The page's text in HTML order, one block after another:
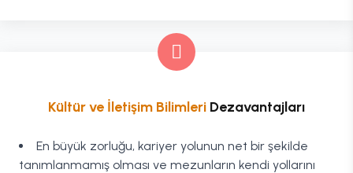
Kültür ve İletişim Bilimleri Dezavantajları
En büyük zorluğu, kariyer yolunun net bir şekilde
tanımlanmamış olması ve mezunların kendi yollarını